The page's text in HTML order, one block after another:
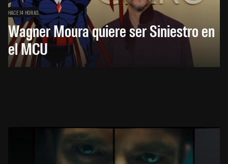
HACE 14 HORAS
Wagner Moura quiere ser Siniestro en
el MCU